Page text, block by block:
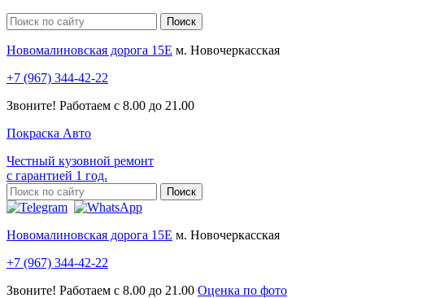
Новомалиновская дорога 15Е м. Новочеркасская
+7 (967) 344-42-22
Звоните! Работаем с 8.00 до 21.00
Покраска Авто
Честный кузовной ремонт
с гарантией 1 год.
Новомалиновская дорога 15Е м. Новочеркасская
+7 (967) 344-42-22
Звоните! Работаем с 8.00 до 21.00 Оценка по фото